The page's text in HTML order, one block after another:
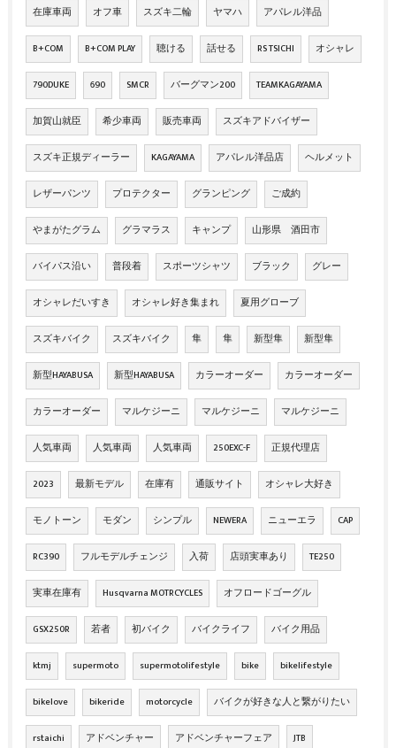
在庫車両 オフ車 スズキ二輪 ヤマハ アパレル洋品
B+COM B+COM PLAY 聴ける 話せる RS TSICHI オシャレ
790DUKE 690 SMCR バーグマン200 TEAMKAGAYAMA
加賀山就臣 希少車両 販売車両 スズキアドバイザー
スズキ正規ディーラー KAGAYAMA アパレル洋品店 ヘルメット
レザーパンツ プロテクター グランピング ご成約
やまがたグラム グラマラス キャンプ 山形県 酒田市
バイパス沿い 普段着 スポーツシャツ ブラック グレー
オシャレだいすき オシャレ好き集まれ 夏用グローブ
スズキバイク スズキバイク 隼 隼 新型隼 新型隼
新型HAYABUSA 新型HAYABUSA カラーオーダー カラーオーダー
カラーオーダー マルケジーニ マルケジーニ マルケジーニ
人気車両 人気車両 人気車両 250EXC-F 正規代理店
2023 最新モデル 在庫有 通販サイト オシャレ大好き
モノトーン モダン シンプル NEWERA ニューエラ CAP
RC390 フルモデルチェンジ 入荷 店頭実車あり TE250
実車在庫有 Husqvarna MOTRCYCLES オフロードゴーグル
GSX250R 若者 初バイク バイクライフ バイク用品
ktmj supermoto supermotolifestyle bike bikelifestyle
bikelove bikeride motorcycle バイクが好きな人と繋がりたい
rstaichi アドベンチャー アドベンチャーフェア JTB